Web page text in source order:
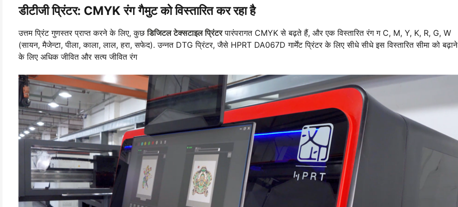
डीटीजी प्रिंटर: CMYK रंग गैमुट को विस्तारित कर रहा है
उत्तम प्रिंट गुणस्तर प्राप्त करने के लिए, कुछडिजिटल टेक्सटाइल प्रिंटरपारंपरागत CMYK से बढ़ते हैं, और एक विस्तारित रंग ग C, M, Y, K, R, G, W
(सायन, मैजेन्टा, पीला, काला, लाल, हरा, सफेद). उन्नत DTG प्रिंटर, जैसे HPRT DA067D गार्मेंट प्रिंटर के लिए सीधे सीधे इस विस्तारित सीमा को बढ़ाने
के लिए अधिक जीवित और सत्य जीवित रंग